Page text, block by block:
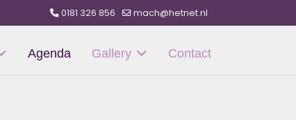
0181 326 856 mach@hetnet.nl
Agenda Gallery Contact